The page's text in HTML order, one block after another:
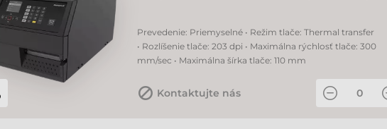
Prevedenie: Priemyselné • Režim tlače: Thermal transfer
• Rozlíšenie tlače: 203 dpi • Maximálna rýchlosť tlače: 300
mm/sec • Maximálna šírka tlače: 110 mm
Kontaktujte nás